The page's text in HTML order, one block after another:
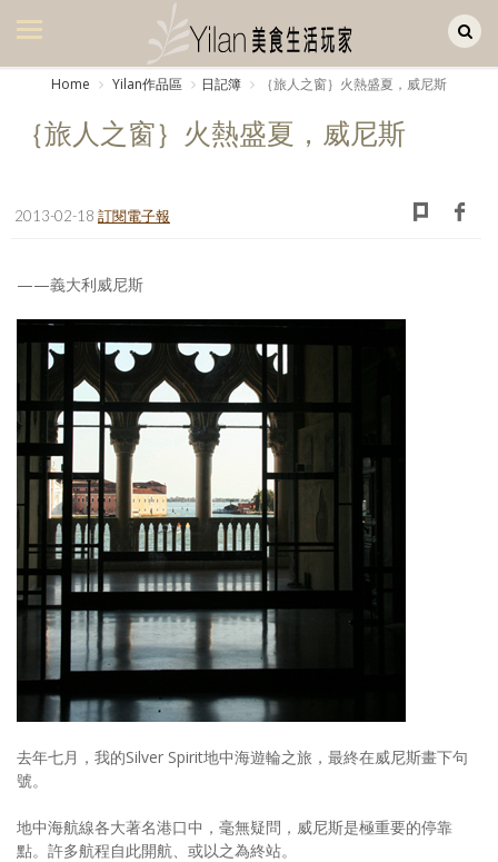
美食集
生活風
書房集
日記簿
餐桌週記
享樂隨手拍
照相簿
影音區
創意出版服務
歷史區
關於Yilan
個人著作
媒體報導一覽
Home Yilan作品區 日記簿 ｛旅人之窗｝火熱盛夏，威尼斯
｛旅人之窗｝火熱盛夏，威尼斯
2013-02-18 訂閱電子報
——義大利威尼斯
去年七月，我的Silver Spirit地中海遊輪之旅，最終在威尼斯畫下句
號。
地中海航線各大著名港口中，毫無疑問，威尼斯是極重要的停靠
點。許多航程自此開航、或以之為終站。